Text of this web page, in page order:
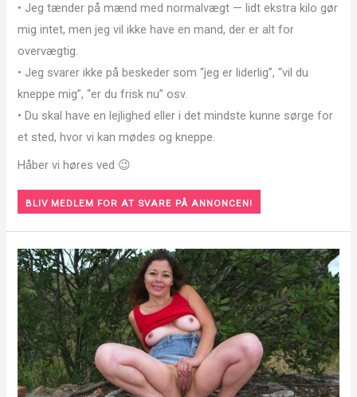
• Jeg tænder på mænd med normalvægt — lidt ekstra kilo gør
mig intet, men jeg vil ikke have en mand, der er alt for
overvægtig.
• Jeg svarer ikke på beskeder som “jeg er liderlig”, “vil du
kneppe mig”, “er du frisk nu” osv.
• Du skal have en lejlighed eller i det mindste kunne sørge for
et sted, hvor vi kan mødes og kneppe.
Håber vi høres ved 😉
BLIV MEDLEM FOR AT SVARE PÅ ANNONCEN!